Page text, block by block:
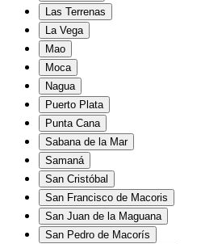
Las Terrenas
La Vega
Mao
Moca
Nagua
Puerto Plata
Punta Cana
Sabana de la Mar
Samaná
San Cristóbal
San Francisco de Macoris
San Juan de la Maguana
San Pedro de Macorís